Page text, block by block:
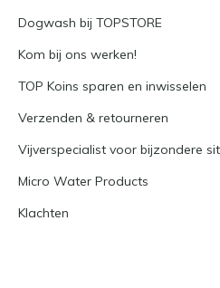
Dogwash bij TOPSTORE
Kom bij ons werken!
TOP Koins sparen en inwisselen
Verzenden & retourneren
Vijverspecialist voor bijzondere
Micro Water Products
Klachten